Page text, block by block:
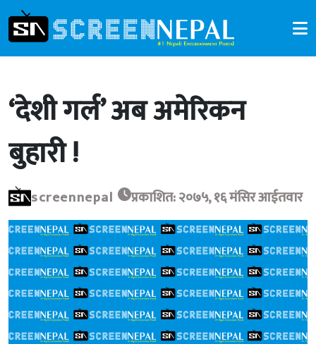
‘देशी गर्ल’ अब अमेरिकन
बुहारी !
screennepal प्रकाशित: २०७५, १६ मंसिर आईतवार